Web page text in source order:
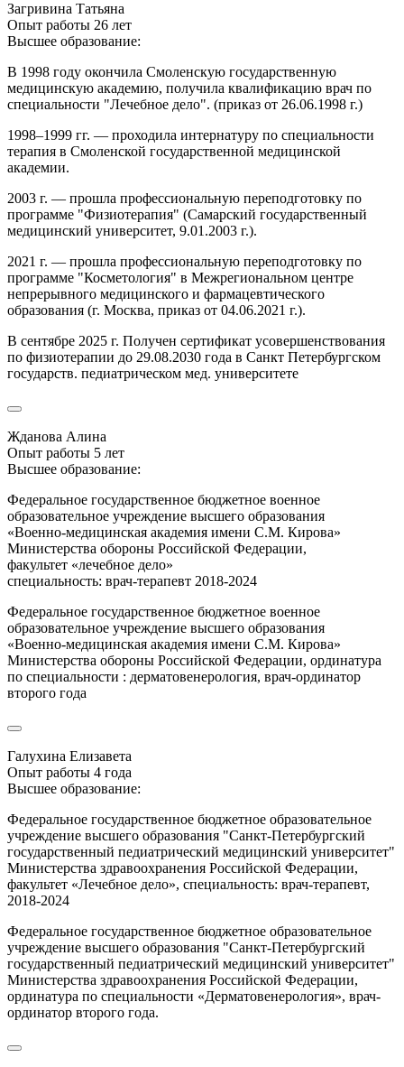
Загривина Татьяна
Опыт работы 26 лет
Высшее образование:
В 1998 году окончила Смоленскую государственную
медицинскую академию, получила квалификацию врач по
специальности "Лечебное дело". (приказ от 26.06.1998 г.)
1998–1999 гг. — проходила интернатуру по специальности
терапия в Смоленской государственной медицинской
академии.
2003 г. — прошла профессиональную переподготовку по
программе "Физиотерапия" (Самарский государственный
медицинский университет, 9.01.2003 г.).
2021 г. — прошла профессиональную переподготовку по
программе "Косметология" в Межрегиональном центре
непрерывного медицинского и фармацевтического
образования (г. Москва, приказ от 04.06.2021 г.).
В сентябре 2025 г. Получен сертификат усовершенствования
по физиотерапии до 29.08.2030 года в Санкт Петербургском
государств. педиатрическом мед. университете
Жданова Алина
Опыт работы 5 лет
Высшее образование:
Федеральное государственное бюджетное военное
образовательное учреждение высшего образования
«Военно-медицинская академия имени С.М. Кирова»
Министерства обороны Российской Федерации,
факультет «лечебное дело»
специальность: врач-терапевт 2018-2024
Федеральное государственное бюджетное военное
образовательное учреждение высшего образования
«Военно-медицинская академия имени С.М. Кирова»
Министерства обороны Российской Федерации, ординатура
по специальности : дерматовенерология, врач-ординатор
второго года
Галухина Елизавета
Опыт работы 4 года
Высшее образование:
Федеральное государственное бюджетное образовательное
учреждение высшего образования "Санкт-Петербургский
государственный педиатрический медицинский университет"
Министерства здравоохранения Российской Федерации,
факультет «Лечебное дело», специальность: врач-терапевт,
2018-2024
Федеральное государственное бюджетное образовательное
учреждение высшего образования "Санкт-Петербургский
государственный педиатрический медицинский университет"
Министерства здравоохранения Российской Федерации,
ординатура по специальности «Дерматовенерология», врач-
ординатор второго года.